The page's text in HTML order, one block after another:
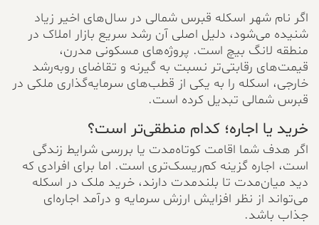
اگر نام شهر اسکله قبرس شمالی در سال‌های اخیر زیاد
شنیده می‌شود، دلیل اصلی آن رشد سریع بازار املاک در
منطقه لانگ بیچ است. پروژه‌های مسکونی مدرن،
قیمت‌های رقابتی‌تر نسبت به گیرنه و تقاضای رو‌به‌رشد
خارجی، اسکله را به یکی از قطب‌های سرمایه‌گذاری ملکی در
قبرس شمالی تبدیل کرده است.
خرید یا اجاره؛ کدام منطقی‌تر است؟
اگر هدف شما اقامت کوتاه‌مدت یا بررسی شرایط زندگی
است، اجاره گزینه کم‌ریسک‌تری است. اما برای افرادی که
دید میان‌مدت تا بلندمدت دارند، خرید ملک در اسکله
می‌تواند از نظر افزایش ارزش سرمایه و درآمد اجاره‌ای
جذاب باشد.